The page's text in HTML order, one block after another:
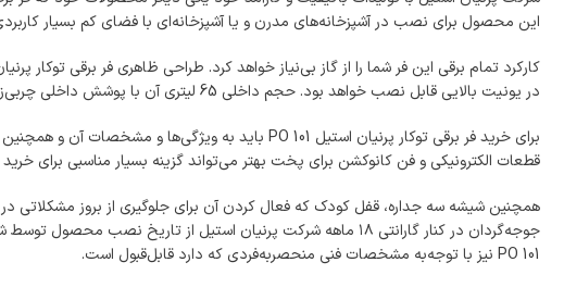
این محصول برای نصب در آشپزخانه‌های مدرن و یا آشپزخانه‌ای با فضای کم بسیار
در یونیت بالایی قابل نصب خواهد بود. حجم داخلی 65 لیتری آن با پوشش داخلی چربی‌زدا نیز این امکان را برای شما فراهم می‌کند که تمیزکردن فر بسیار راحت و ساده انجام شود.
قطعات الکترونیکی و فن کانوکشن برای پخت بهتر می‌تواند گزینه بسیار مناسبی برای
همچنین شیشه سه جداره، قفل کودک که فعال کردن آن برای جلوگیری از بروز مشکلاتی
جوجه‌گردان در کنار گارانتی ۱۸ ماهه شرکت پرنیان استیل از
PO 101 نیز با توجه‌به مشخصات فنی منحصربه‌فردی که دارد قابل‌قبول است.